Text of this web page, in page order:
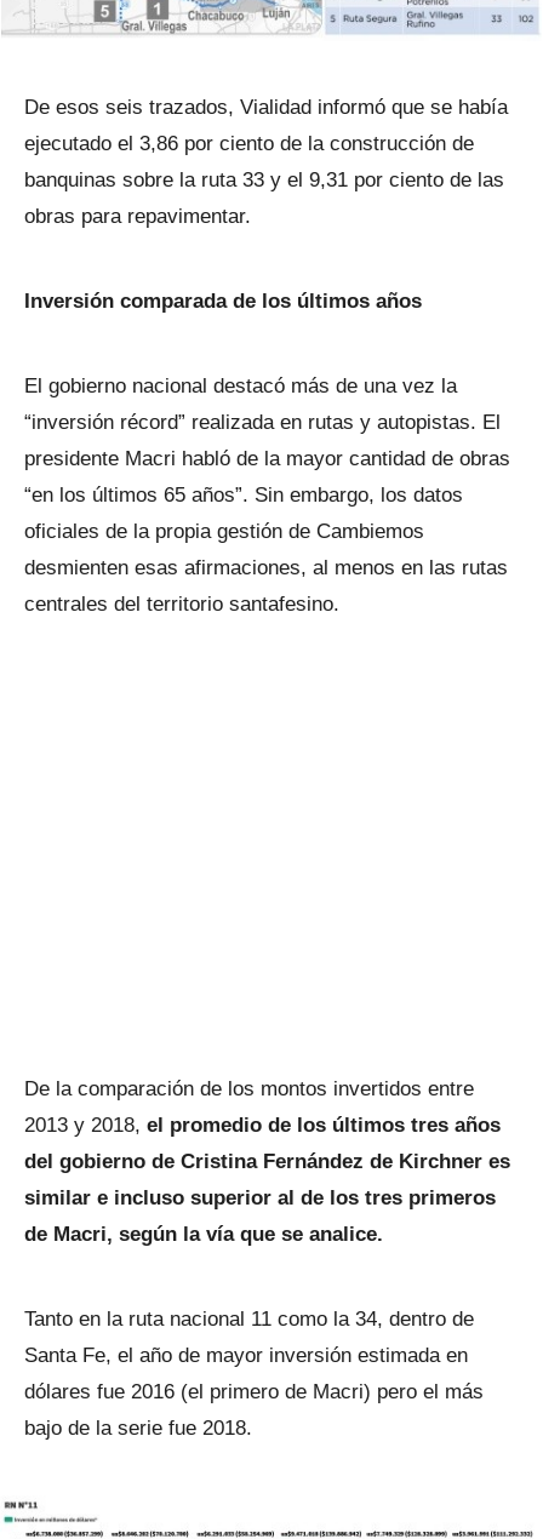
De esos seis trazados, Vialidad informó que se había
ejecutado el 3,86 por ciento de la construcción de
banquinas sobre la ruta 33 y el 9,31 por ciento de las
obras para repavimentar.
Inversión comparada de los últimos años
El gobierno nacional destacó más de una vez la
“inversión récord” realizada en rutas y autopistas. El
presidente Macri habló de la mayor cantidad de obras
“en los últimos 65 años”. Sin embargo, los datos
oficiales de la propia gestión de Cambiemos
desmienten esas afirmaciones, al menos en las rutas
centrales del territorio santafesino.
De la comparación de los montos invertidos entre
2013 y 2018, el promedio de los últimos tres años
del gobierno de Cristina Fernández de Kirchner es
similar e incluso superior al de los tres primeros
de Macri, según la vía que se analice.
Tanto en la ruta nacional 11 como la 34, dentro de
Santa Fe, el año de mayor inversión estimada en
dólares fue 2016 (el primero de Macri) pero el más
bajo de la serie fue 2018.